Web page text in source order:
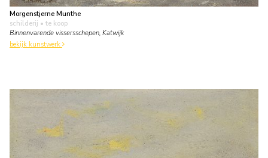
Morgenstjerne Munthe
schilderij • te koop
Binnenvarende vissersschepen, Katwijk
bekijk kunstwerk